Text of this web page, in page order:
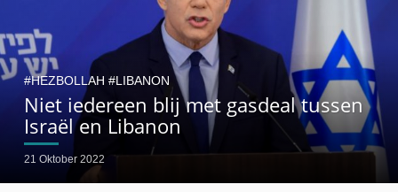
Niet iedereen blij met gasdeal tussen
Israël en Libanon
21 Oktober 2022
HEZBOLLAH LIBANON